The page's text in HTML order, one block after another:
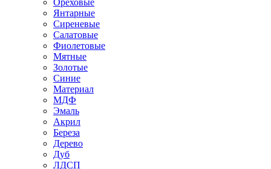
Ореховые
Янтарные
Сиреневые
Салатовые
Фиолетовые
Мятные
Золотые
Синие
Материал
МДФ
Эмаль
Акрил
Береза
Дерево
Дуб
ЛДСП